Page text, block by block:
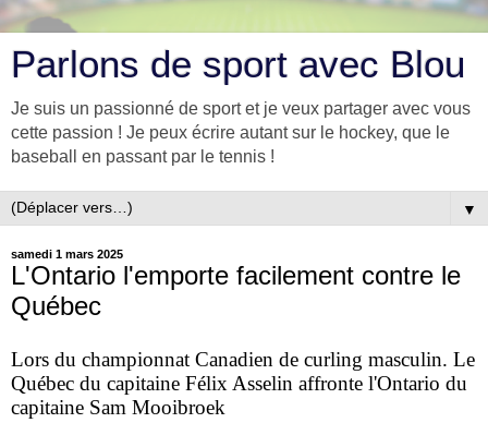
Parlons de sport avec Blou
Je suis un passionné de sport et je veux partager avec vous
cette passion ! Je peux écrire autant sur le hockey, que le
baseball en passant par le tennis !
▼
samedi 1 mars 2025
L'Ontario l'emporte facilement contre le
Québec
Lors du championnat Canadien de curling masculin. Le
Québec du capitaine Félix Asselin affronte l'Ontario du
capitaine Sam Mooibroek